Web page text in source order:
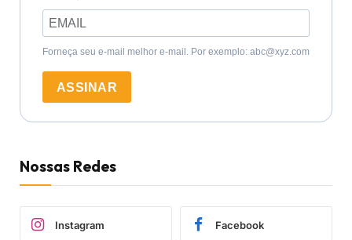
Forneça seu e-mail melhor e-mail. Por exemplo: abc@xyz.com
ASSINAR
Nossas Redes
Instagram Facebook